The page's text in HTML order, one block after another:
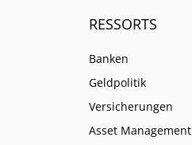
RESSORTS
Banken
Geldpolitik
Versicherungen
Asset Management